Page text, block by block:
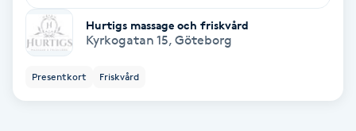
TorrborstningHurtigs massage och friskvård
Kyrkogatan 15, Göteborg
Presentkort Friskvård